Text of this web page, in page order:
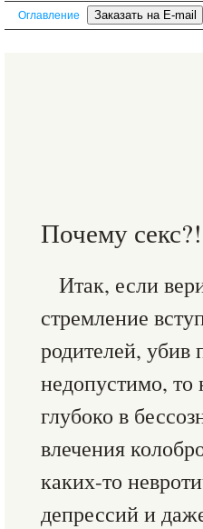
Оглавление
Почему
Итак, если
стремление
родителей, убив
недопустимо, то
глубоко в
влечения
каких-то
депрессий и